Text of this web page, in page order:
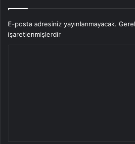
E-posta adresiniz yayınlanmayacak.
işaretlenmişlerdir